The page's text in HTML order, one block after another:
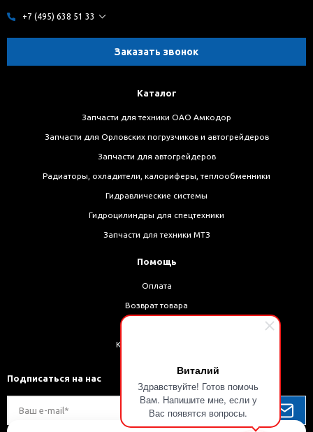
Виталий
Здравствуйте! Готов помочь
Вам. Напишите мне, если у
Вас появятся вопросы.
+7 (495) 638 51 33
Заказать звонок
Каталог
Запчасти для техники ОАО Амкодор
Запчасти для Орловских погрузчиков и автогрейдеров
Запчасти для автогрейдеров
Радиаторы, охладители, калориферы, теплообменники
Гидравлические системы
Гидроцилиндры для спецтехники
Запчасти для техники МТЗ
Помощь
Оплата
Возврат товара
Как оформить заказ
Подписаться на нас